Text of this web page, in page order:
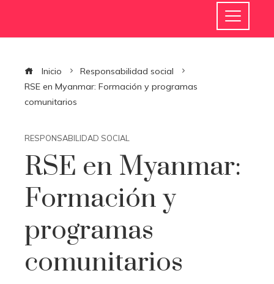
Inicio
Responsabilidad social
RSE en Myanmar: Formación y programas
comunitarios
RESPONSABILIDAD SOCIAL
RSE en Myanmar:
Formación y
programas
comunitarios